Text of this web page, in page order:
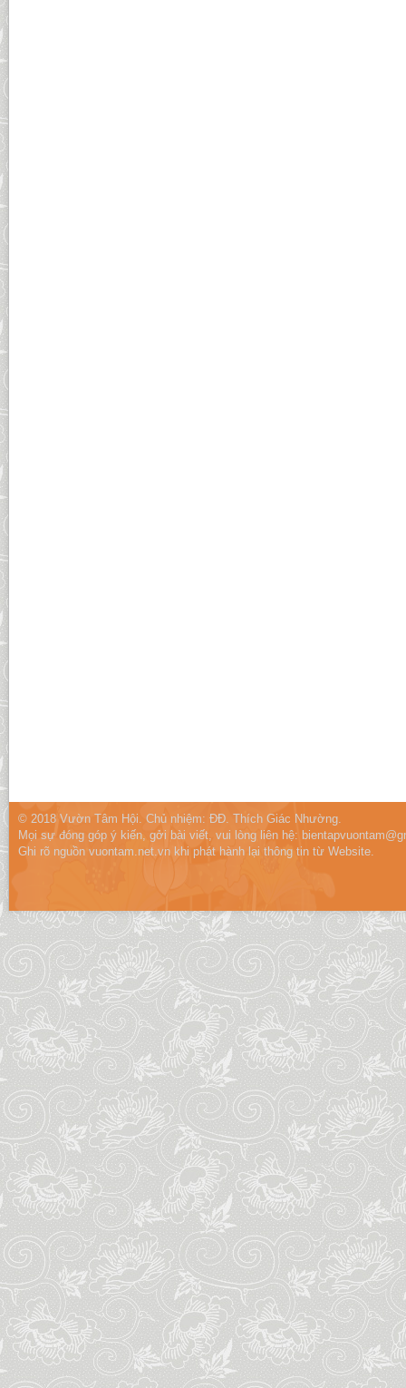
© 2018 Vườn Tâm Hội. Chủ nhiệm: ĐĐ. Thích Giác Nhường.
Mọi sự đóng góp ý kiến, gởi bài viết, vui lòng liên hệ:
Ghi rõ nguồn vuontam.net.vn khi phát hành lại thông tin từ Website.